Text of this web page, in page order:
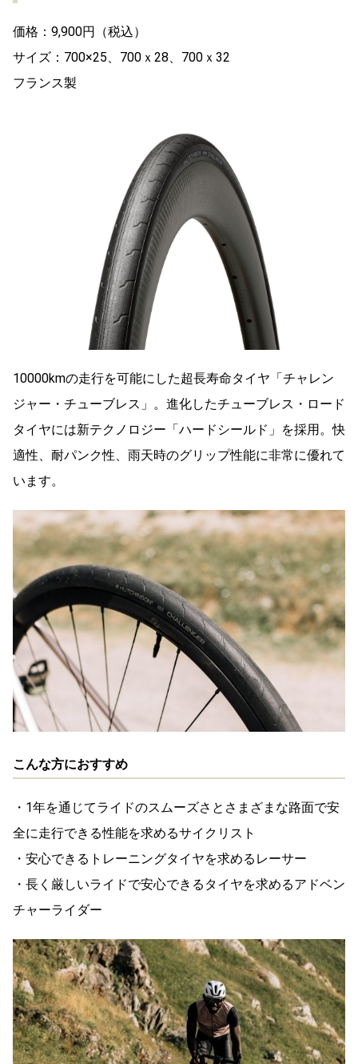
価格：9,900円（税込）
サイズ：700×25、700ｘ28、700ｘ32
フランス製
10000kmの走行を可能にした超長寿命タイヤ「チャレン
ジャー・チューブレス」。進化したチューブレス・ロード
タイヤには新テクノロジー「ハードシールド」を採用。快
適性、耐パンク性、雨天時のグリップ性能に非常に優れて
います。
こんな方におすすめ
・1年を通じてライドのスムーズさとさまざまな路面で安
全に走行できる性能を求めるサイクリスト
・安心できるトレーニングタイヤを求めるレーサー
・長く厳しいライドで安心できるタイヤを求めるアドベン
チャーライダー